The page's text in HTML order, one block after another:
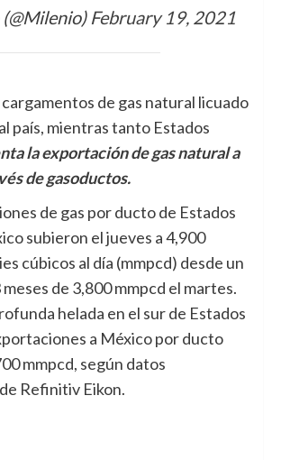
February 19, 2021
de gas natural licuado
país, mientras tanto Estados
la exportación de gas natural a
de gasoductos.
de gas por ducto de Estados
subieron el jueves a 4,900
cúbicos al día (mmpcd) desde un
de 3,800 mmpcd el martes.
helada en el sur de Estados
a México por ducto
mmpcd, según datos
Refinitiv Eikon.